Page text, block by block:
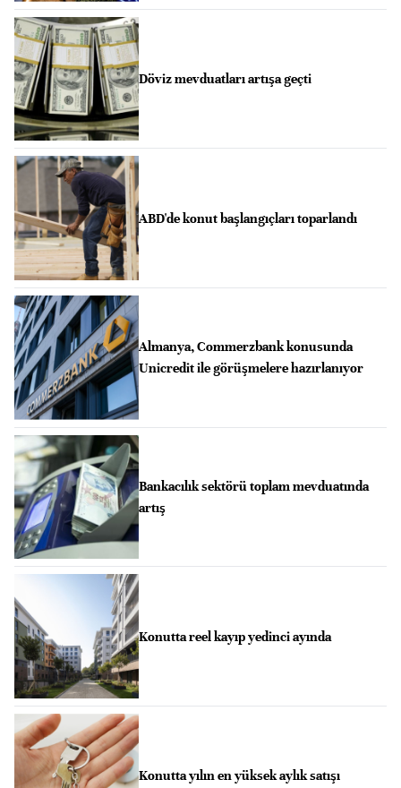
Döviz mevduatları artışa geçti
ABD'de konut başlangıçları toparlandı
Almanya, Commerzbank konusunda
Unicredit ile görüşmelere hazırlanıyor
Bankacılık sektörü toplam mevduatında
artış
Konutta reel kayıp yedinci ayında
Konutta yılın en yüksek aylık satışı